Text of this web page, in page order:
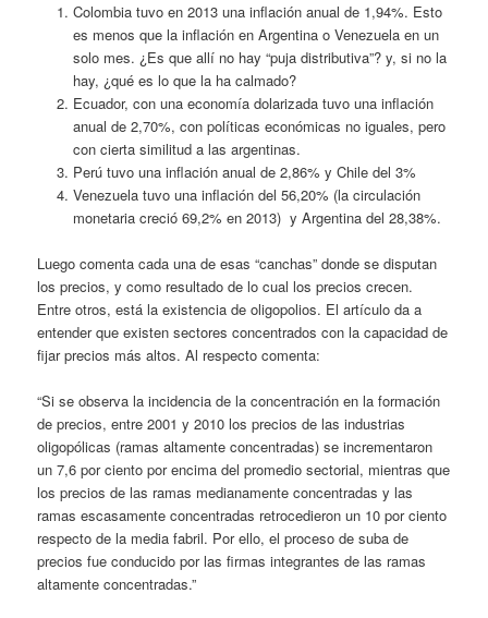
Colombia tuvo en 2013 una inflación anual de 1,94%. Esto
es menos que la inflación en Argentina o Venezuela en un
solo mes. ¿Es que allí no hay “puja distributiva”? y, si no la
hay, ¿qué es lo que la ha calmado?
Ecuador, con una economía dolarizada tuvo una inflación
anual de 2,70%, con políticas económicas no iguales, pero
con cierta similitud a las argentinas.
Perú tuvo una inflación anual de 2,86% y Chile del 3%
Venezuela tuvo una inflación del 56,20% (la circulación
monetaria creció 69,2% en 2013) y Argentina del 28,38%.
Luego comenta cada una de esas “canchas” donde se disputan
los precios, y como resultado de lo cual los precios crecen.
Entre otros, está la existencia de oligopolios. El artículo da a
entender que existen sectores concentrados con la capacidad de
fijar precios más altos. Al respecto comenta:
“Si se observa la incidencia de la concentración en la formación
de precios, entre 2001 y 2010 los precios de las industrias
oligopólicas (ramas altamente concentradas) se incrementaron
un 7,6 por ciento por encima del promedio sectorial, mientras que
los precios de las ramas medianamente concentradas y las
ramas escasamente concentradas retrocedieron un 10 por ciento
respecto de la media fabril. Por ello, el proceso de suba de
precios fue conducido por las firmas integrantes de las ramas
altamente concentradas.”